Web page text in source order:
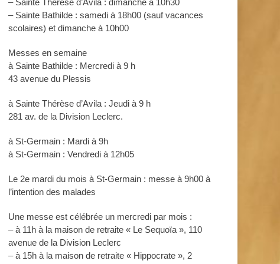
– Sainte Thérèse d’Avila : dimanche à 10h30
– Sainte Bathilde : samedi à 18h00 (sauf vacances
scolaires) et dimanche à 10h00
Messes en semaine
à Sainte Bathilde : Mercredi à 9 h
43 avenue du Plessis
à Sainte Thérèse d’Avila : Jeudi à 9 h
281 av. de la Division Leclerc.
à St-Germain : Mardi à 9h
à St-Germain : Vendredi à 12h05
Le 2e mardi du mois à St-Germain : messe à 9h00 à
l’intention des malades
Une messe est célébrée un mercredi par mois :
– à 11h à la maison de retraite « Le Sequoïa », 110
avenue de la Division Leclerc
– à 15h à la maison de retraite « Hippocrate », 2